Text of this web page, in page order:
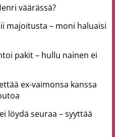
väärässä?
majoitusta – moni haluaisi
pakit – hullu nainen ei
ex-vaimonsa kanssa
löydä seuraa – syyttää